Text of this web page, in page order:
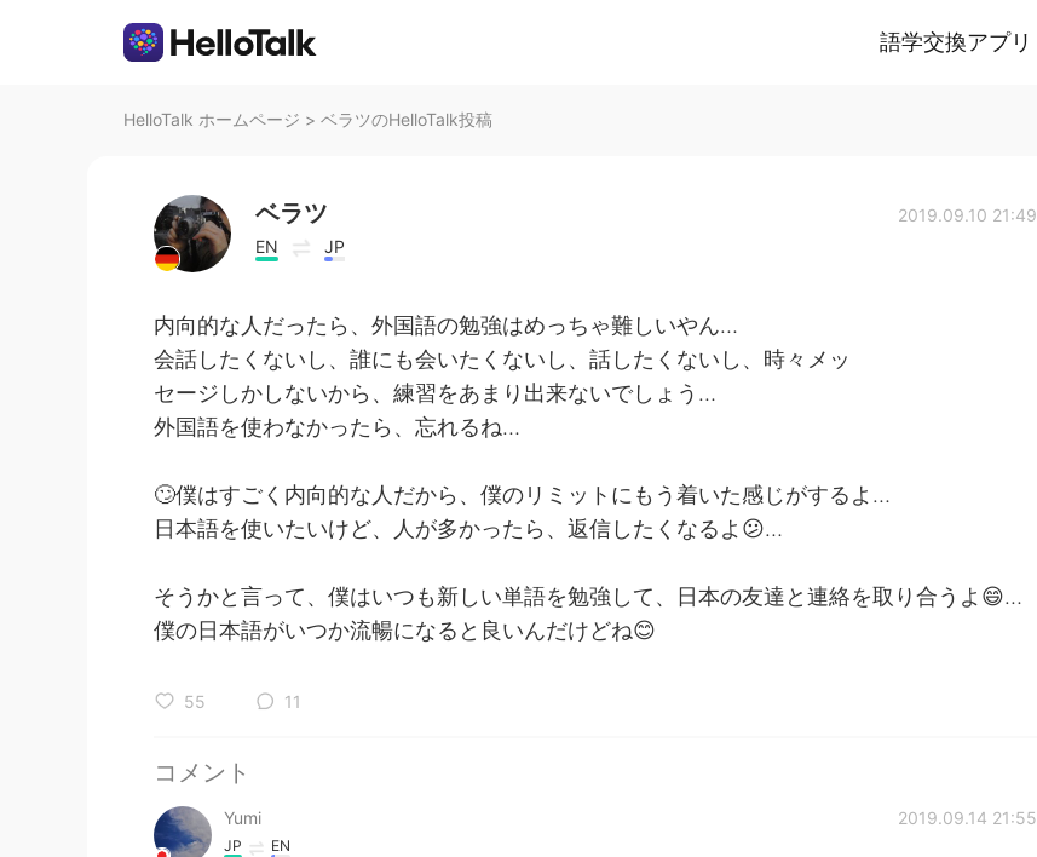
語学交換アプリ
HelloTalk ホームページ > ベラツのHelloTalk投稿
ベラツ
EN JP
2019.09.10 21:49
内向的な人だったら、外国語の勉強はめっちゃ難しいやん…
会話したくないし、誰にも会いたくないし、話したくないし、時々メッ
セージしかしないから、練習をあまり出来ないでしょう…
外国語を使わなかったら、忘れるね…
🙄僕はすごく内向的な人だから、僕のリミットにもう着いた感じがするよ…
日本語を使いたいけど、人が多かったら、返信したくなるよ😕…
そうかと言って、僕はいつも新しい単語を勉強して、日本の友達と連絡を取り合うよ😄…
僕の日本語がいつか流暢になると良いんだけどね😊
55 11
コメント
Yumi 2019.09.14 21:55
JP EN